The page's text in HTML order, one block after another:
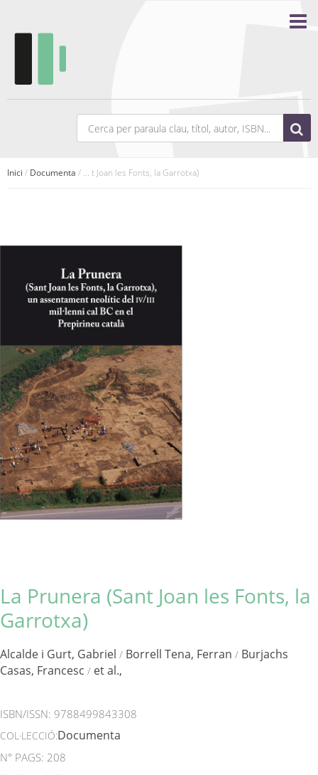
Inici / Documenta / ... t Joan les Fonts, la Garrotxa)
La Prunera (Sant Joan les Fonts, la
Garrotxa)
Alcalde i Gurt, Gabriel / Borrell Tena, Ferran / Burjachs
Casas, Francesc / et al.,
ISBN/ISSN: 9788499843308
COL·LECCIÓ:Documenta
N° PAGS: 208